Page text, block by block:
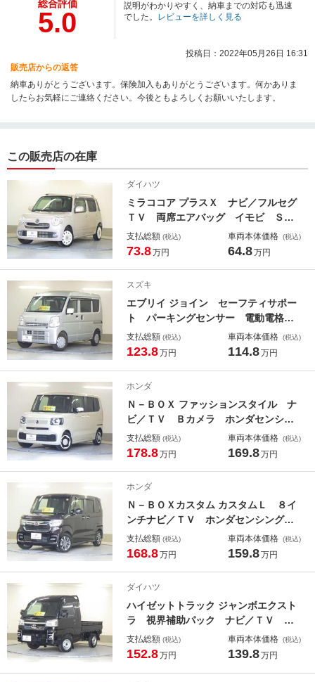
総合評価
5.0
説明がわかりやすく、納車までの対応も迅速
でした。 レビューを詳しく見る
投稿日：2022年05月26日 16:31
販売店からの返答
納車ありがとうございます。保険加入もありがとうございます。何かありま
したらお気軽にご連絡ください。今後ともよろしくお願いいたします。
この販売店の在庫
ダイハツ
ミラココア プラスＸ ナビ／フルセグ
ＴＶ 両席エアバッグ イモビ ＳＤ
ナビゲーション 格納ミラー パワー
ウインド キーレススタート ヘッド
パワステ 衝突安全ボディ ＡＢＳ
支払総額 (税込)
73.8万円
車両本体価格 (税込)
64.8万円
スズキ
エブリイ ジョイン セーフティサポー
ト パーキングセンサー 電動電格ミ
ラー キーレスエントリーシステム
両席エアバック ＰＷ ソナー エア
Ｓ パワーステアリング 衝突安全ボ
ディ オートライト
支払総額 (税込)
123.8万円
車両本体価格 (税込)
114.8万円
ホンダ
Ｎ－ＢＯＸ ファッションスタイル ナ
ビ／ＴＶ Ｂカメラ ホンダセンシン
グ 地デジチューナー Ｗパワスラ
追突軽減ブレーキ パワーウィンド
ＬＥＤランプ クルコン オートハイ
ビーム 電動格納ドアミラー ＡＢＳ
支払総額 (税込)
178.8万円
車両本体価格 (税込)
169.8万円
ホンダ
Ｎ－ＢＯＸカスタム カスタムＬ ８イ
ンチナビ／ＴＶ ホンダセンシング
８インチナビ／フルセグＴＶ バック
カメラ ホンダセンシング 両側パワ
オートエアコン ＬＥＤオートライト
＆フォグ オートハイビーム
支払総額 (税込)
168.8万円
車両本体価格 (税込)
159.8万円
ダイハツ
ハイゼットトラック ジャンボエクスト
ラ 視界補助パック ナビ／ＴＶ 安
全ボディ 両席エアバック キーレス
キー スマ－トキー 横滑り防止機
支払総額 (税込)
152.8万円
車両本体価格 (税込)
139.8万円